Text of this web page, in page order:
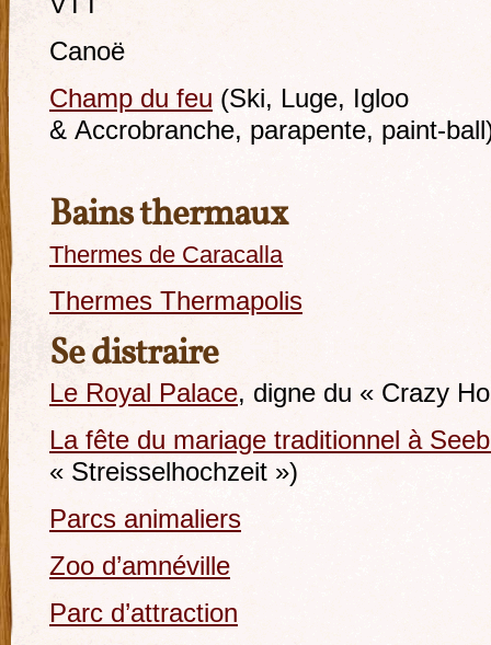
Canoë
Champ du feu (Ski, Luge, Igloo
& Accrobranche, parapente, paint-
Bains thermaux
Thermes de Caracalla
Thermes Thermapolis
Se distraire
Le Royal Palace, digne du « Crazy
La fête du mariage traditionnel à
« Streisselhochzeit »)
Parcs animaliers
Zoo d’amnéville
Parc d’attraction